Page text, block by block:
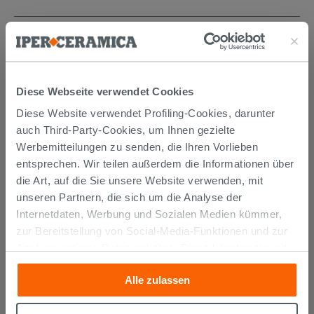
Diese Webseite verwendet Cookies
Diese Website verwendet Profiling-Cookies, darunter
auch Third-Party-Cookies, um Ihnen gezielte
Werbemitteilungen zu senden, die Ihren Vorlieben
entsprechen. Wir teilen außerdem die Informationen über
die Art, auf die Sie unsere Website verwenden, mit
unseren Partnern, die sich um die Analyse der
Internetdaten, Werbung und Sozialen Medien kümmer,
zur Bereitstellung von Social-Media-Funktionen und zur
anderen Informationen, die Sie ihnen geliefert haben oder
die sie aufgrund Ihrer Verwendung ihrer Dienste
gesammelt haben, kombinieren. Falls Sie mehr wissen
Alle zulassen
WIR EMPFEHLEN IHNEN
AUCH…
12,99 € /STK.